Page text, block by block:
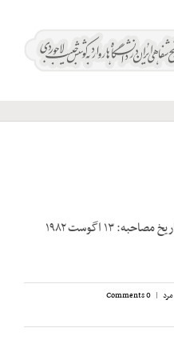
روایت‌کننده: آقای ابوالحسن ابتهاج تاریخ مصاحبه: ۱۳ اگوست ۱۹۸۲
مرد |
0 Comments